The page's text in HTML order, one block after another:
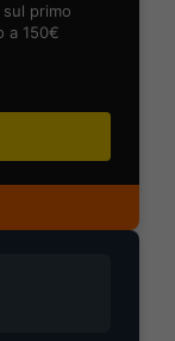
primo
a 150€